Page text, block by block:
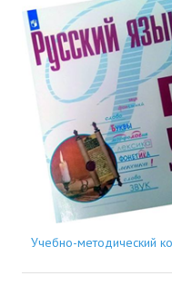
Учебно-методический